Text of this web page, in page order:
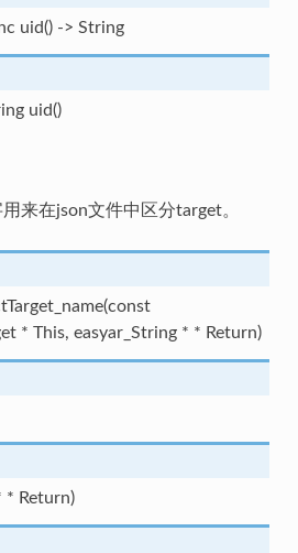
uid() -> String
uid()
来在json文件中区分target。
* This, easyar_String * * Return)
* Return)